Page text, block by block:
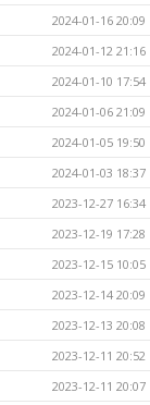
2024-01-16 20:09
2024-01-12 21:16
2024-01-10 17:54
2024-01-06 21:09
2024-01-05 19:50
2024-01-03 18:37
2023-12-27 16:34
2023-12-19 17:28
2023-12-15 10:05
2023-12-14 20:09
2023-12-13 20:08
2023-12-11 20:52
2023-12-11 20:07